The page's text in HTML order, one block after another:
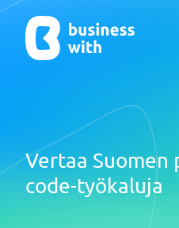
Vertaa Suomen
code-työkaluja